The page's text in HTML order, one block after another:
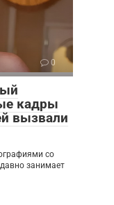
0
кадры
вызвали
со
занимает